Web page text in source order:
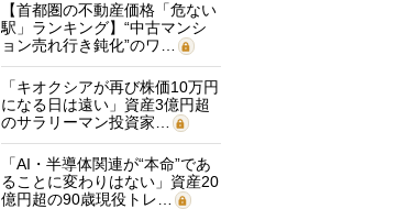
【首都圏の不動産価格「危ない
駅」ランキング】“中古マンシ
ョン売れ行き鈍化”のワ…
「キオクシアが再び株価10万円
になる日は遠い」資産3億円超
のサラリーマン投資家…
「AI・半導体関連が“本命”であ
ることに変わりはない」資産20
億円超の90歳現役トレ…